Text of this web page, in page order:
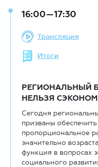
16:00—17:30
Трансляция
Итоги
РЕГИОНАЛЬНЫЙ
НЕЛЬЗЯ
Сегодня
призваны
пропорциональное
значительно
функция в вопросах
социального